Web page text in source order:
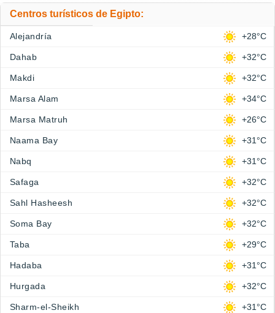
Centros turísticos de Egipto:
Alejandría +28°C
Dahab +32°C
Makdi +32°C
Marsa Alam +34°C
Marsa Matruh +26°C
Naama Bay +31°C
Nabq +31°C
Safaga +32°C
Sahl Hasheesh +32°C
Soma Bay +32°C
Taba +29°C
Hadaba +31°C
Hurgada +32°C
Sharm-el-Sheikh +31°C